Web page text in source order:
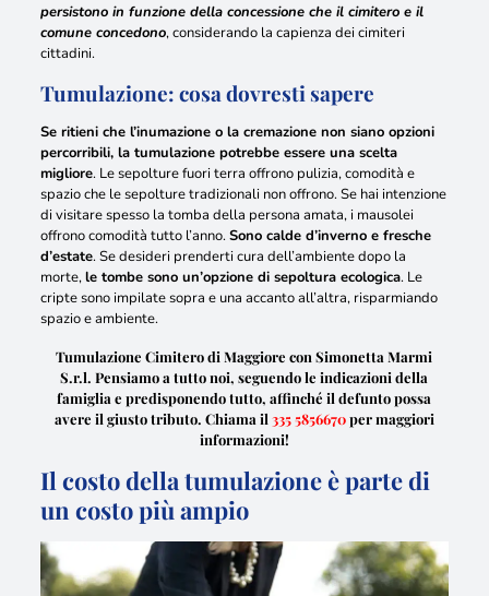
persistono in funzione della concessione che il cimitero e il
comune concedono, considerando la capienza dei cimiteri
cittadini.
Tumulazione: cosa dovresti sapere
Se ritieni che l’inumazione o la cremazione non siano opzioni
percorribili, la tumulazione potrebbe essere una scelta
migliore. Le sepolture fuori terra offrono pulizia, comodità e
spazio che le sepolture tradizionali non offrono. Se hai intenzione
di visitare spesso la tomba della persona amata, i mausolei
offrono comodità tutto l’anno.Sono calde d’inverno e fresche
d’estate. Se desideri prenderti cura dell’ambiente dopo la
morte,le tombe sono un’opzione di sepoltura ecologica. Le
cripte sono impilate sopra e una accanto all’altra, risparmiando
spazio e ambiente.
Tumulazione Cimitero di Maggiore con Simonetta Marmi
S.r.l. Pensiamo a tutto noi, seguendo le indicazioni della
famiglia e predisponendo tutto, affinché il defunto possa
avere il giusto tributo. Chiama il 335 5856670per maggiori
informazioni!
Il costo della tumulazione è parte di
un costo più ampio